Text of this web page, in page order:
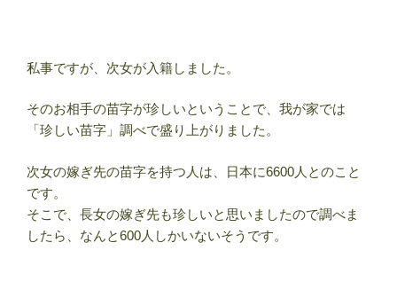
私事ですが、次女が入籍しました。
そのお相手の苗字が珍しいということで、我が家では
「珍しい苗字」調べで盛り上がりました。
次女の嫁ぎ先の苗字を持つ人は、日本に6600人とのこと
です。
そこで、長女の嫁ぎ先も珍しいと思いましたので調べま
したら、なんと600人しかいないそうです。